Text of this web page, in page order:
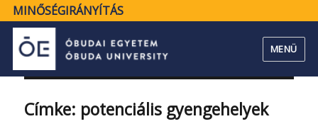
MINŐSÉGIRÁNYÍTÁS
MENÜ
Címke: potenciális gyengehelyek